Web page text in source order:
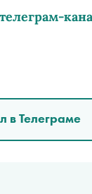
в Телеграме